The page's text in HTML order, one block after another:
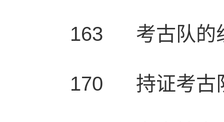
163 考古队的
170 持证考古